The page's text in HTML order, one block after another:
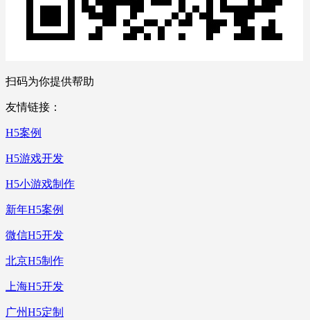
扫码为你提供帮助
友情链接：
H5案例
H5游戏开发
H5小游戏制作
新年H5案例
微信H5开发
北京H5制作
上海H5开发
广州H5定制